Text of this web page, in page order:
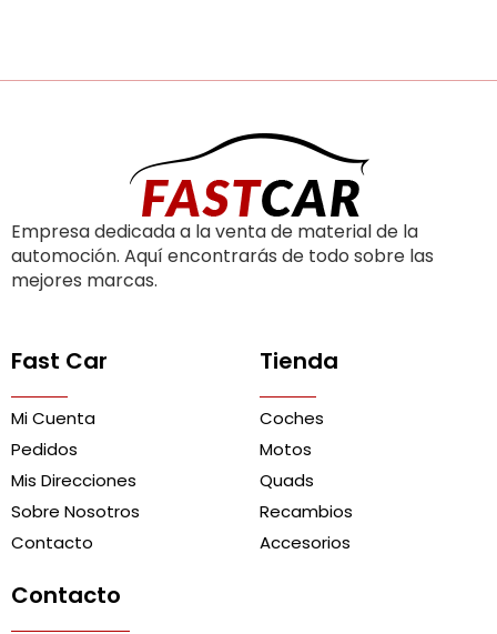
Empresa dedicada a la venta de material de la
automoción. Aquí encontrarás de todo sobre las
mejores marcas.
Fast Car
Mi Cuenta
Pedidos
Mis Direcciones
Sobre Nosotros
Contacto
Tienda
Coches
Motos
Quads
Recambios
Accesorios
Contacto